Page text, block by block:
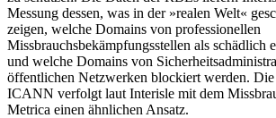
Messung dessen, was in der »realen Welt«
zeigen, welche Domains von professionellen
Missbrauchsbekämpfungsstellen als schädlich
und welche Domains von
öffentlichen Netzwerken blockiert werden.
ICANN verfolgt laut Interisle mit dem
Metrica einen ähnlichen Ansatz.